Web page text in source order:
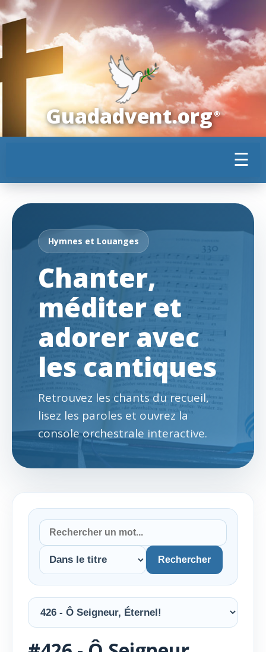
Guadadvent.org®
☰
Hymnes et Louanges
Chanter,
méditer et
adorer avec
les cantiques
Retrouvez les chants du recueil,
lisez les paroles et ouvrez la
console orchestrale interactive.
Rechercher